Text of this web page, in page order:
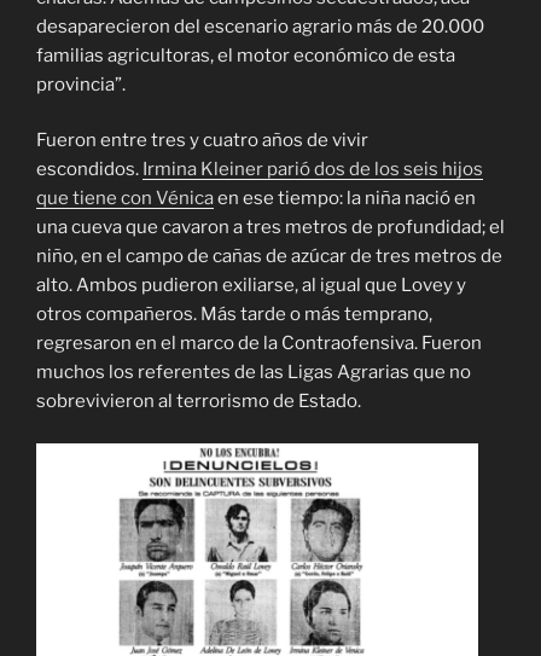
desaparecieron del escenario agrario más de 20.000
familias agricultoras, el motor económico de esta
provincia”.
Fueron entre tres y cuatro años de vivir
escondidos. Irmina Kleiner parió dos de los seis hijos
que tiene con Vénicaen ese tiempo: la niña nació en
una cueva que cavaron a tres metros de profundidad; el
niño, en el campo de cañas de azúcar de tres metros de
alto. Ambos pudieron exiliarse, al igual que Lovey y
otros compañeros. Más tarde o más temprano,
regresaron en el marco de la Contraofensiva. Fueron
muchos los referentes de las Ligas Agrarias que no
sobrevivieron al terrorismo de Estado.